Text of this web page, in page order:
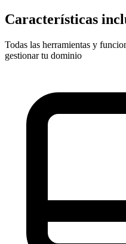
Características
Todas las herramientas y
gestionar tu dominio